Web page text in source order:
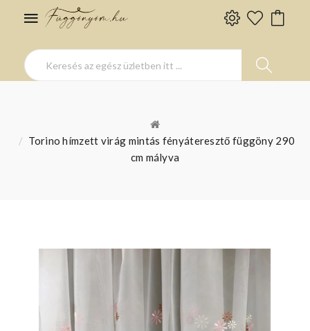
Torino hímzett virág mintás fényáteresztő függöny 290
cm mályva